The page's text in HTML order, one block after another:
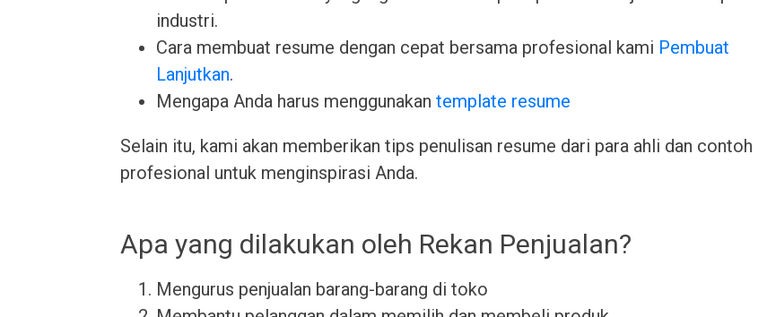
industri.
Cara membuat resume dengan cepat bersama profesional kami Pembuat
Lanjutkan.
Mengapa Anda harus menggunakantemplate resume
Selain itu, kami akan memberikan tips penulisan resume dari para ahli dan contoh
profesional untuk menginspirasi Anda.
Apa yang dilakukan oleh Rekan Penjualan?
Mengurus penjualan barang-barang di toko